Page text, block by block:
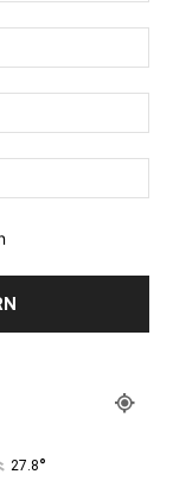
27.8°